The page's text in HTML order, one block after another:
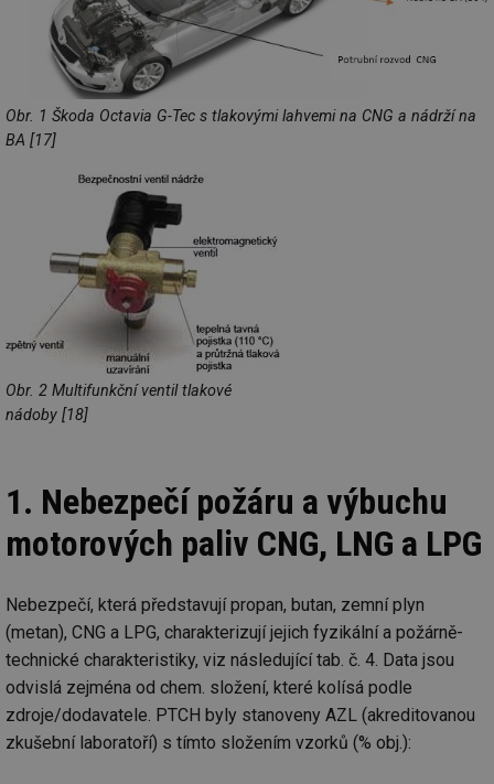
Obr. 1 Škoda Octavia G-Tec s tlakovými lahvemi na CNG a nádrží na
BA [17]
Obr. 2 Multifunkční ventil tlakové
nádoby [18]
1. Nebezpečí požáru a výbuchu
motorových paliv CNG, LNG a LPG
Nebezpečí, která představují propan, butan, zemní plyn
(metan), CNG a LPG, charakterizují jejich fyzikální a požárně-
technické charakteristiky, viz následující tab. č. 4. Data jsou
odvislá zejména od chem. složení, které kolísá podle
zdroje/dodavatele. PTCH byly stanoveny AZL (akreditovanou
zkušební laboratoří) s tímto složením vzorků (% obj.):